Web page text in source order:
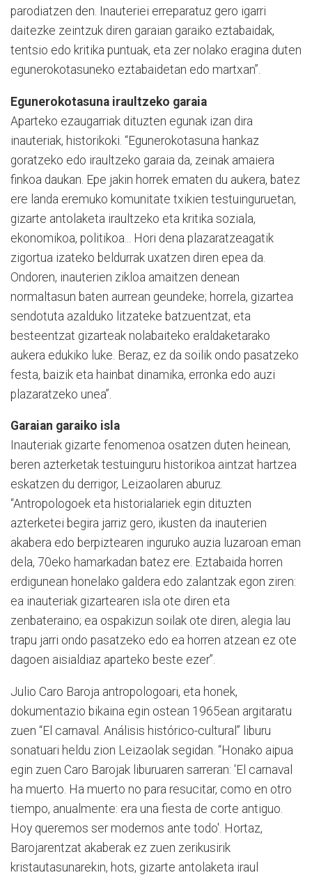
parodiatzen den. Inauteriei erreparatuz gero igarri
daitezke zeintzuk diren garaian garaiko eztabaidak,
tentsio edo kritika puntuak, eta zer nolako eragina duten
egunerokotasuneko eztabaidetan edo martxan”.
Egunerokotasuna iraultzeko garaia
Aparteko ezaugarriak dituzten egunak izan dira
inauteriak, historikoki. “Egunerokotasuna hankaz
goratzeko edo iraultzeko garaia da, zeinak amaiera
finkoa daukan. Epe jakin horrek ematen du aukera, batez
ere landa eremuko komunitate txikien testuinguruetan,
gizarte antolaketa iraultzeko eta kritika soziala,
ekonomikoa, politikoa... Hori dena plazaratzeagatik
zigortua izateko beldurrak uxatzen diren epea da.
Ondoren, inauterien zikloa amaitzen denean
normaltasun baten aurrean geundeke; horrela, gizartea
sendotuta azalduko litzateke batzuentzat, eta
besteentzat gizarteak nolabaiteko eraldaketarako
aukera edukiko luke. Beraz, ez da soilik ondo pasatzeko
festa, baizik eta hainbat dinamika, erronka edo auzi
plazaratzeko unea”.
Garaian garaiko isla
Inauteriak gizarte fenomenoa osatzen duten heinean,
beren azterketak testuinguru historikoa aintzat hartzea
eskatzen du derrigor, Leizaolaren aburuz.
“Antropologoek eta historialariek egin dituzten
azterketei begira jarriz gero, ikusten da inauterien
akabera edo berpiztearen inguruko auzia luzaroan eman
dela, 70eko hamarkadan batez ere. Eztabaida horren
erdigunean honelako galdera edo zalantzak egon ziren:
ea inauteriak gizartearen isla ote diren eta
zenbateraino; ea ospakizun soilak ote diren, alegia lau
trapu jarri ondo pasatzeko edo ea horren atzean ez ote
dagoen aisialdiaz aparteko beste ezer”.
Julio Caro Baroja antropologoari, eta honek,
dokumentazio bikaina egin ostean 1965ean argitaratu
zuen “El carnaval. Análisis histórico-cultural” liburu
sonatuari heldu zion Leizaolak segidan. “Honako aipua
egin zuen Caro Barojak liburuaren sarreran: 'El carnaval
ha muerto. Ha muerto no para resucitar, como en otro
tiempo, anualmente: era una fiesta de corte antiguo.
Hoy queremos ser modernos ante todo'. Hortaz,
Barojarentzat akaberak ez zuen zerikusirik
kristautasunarekin, hots, gizarte antolaketa iraul